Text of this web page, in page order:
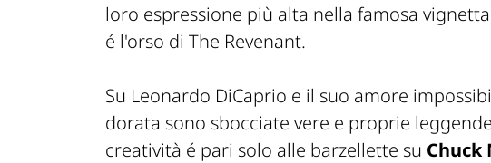
loro espressione più alta nella famosa
é l'orso di The Revenant.
Su Leonardo DiCaprio e il suo amore
dorata sono sbocciate vere e proprie
creatività é pari solo alle barzellette su Chuck